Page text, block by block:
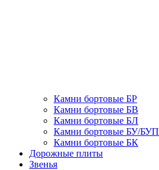
Камни бортовые БР
Камни бортовые БВ
Камни бортовые БЛ
Камни бортовые БУ/БУП
Камни бортовые БК
Дорожные плиты
Звенья